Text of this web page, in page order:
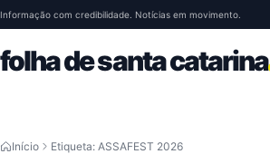
Pular para o conteúdo
Informação com credibilidade. Notícias em movimento.
folha de santa catarina
Início Etiqueta: ASSAFEST 2026